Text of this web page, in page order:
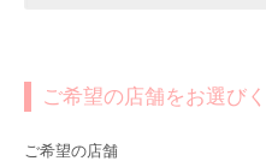
ご希望の店舗をお選び
ご希望の店舗